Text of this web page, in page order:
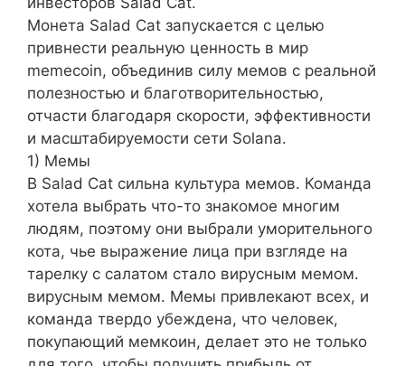
Монета Salad Cat запускается с целью
привнести реальную ценность в мир
memecoin, объединив силу мемов с реальной
полезностью и благотворительностью,
отчасти благодаря скорости, эффективности
и масштабируемости сети Solana.
1) Мемы
В Salad Cat сильна культура мемов. Команда
хотела выбрать что-то знакомое многим
людям, поэтому они выбрали уморительного
кота, чье выражение лица при взгляде на
тарелку с салатом стало вирусным мемом.
вирусным мемом. Мемы привлекают всех, и
команда твердо убеждена, что человек,
покупающий мемкоин, делает это не только